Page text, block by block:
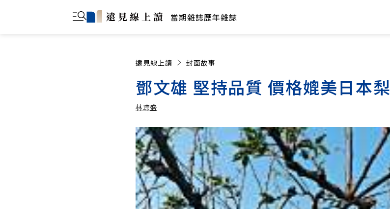
當期雜誌歷年雜誌
遠見線上讀 封面故事
鄧文雄 堅持品質 價格媲美日本梨
林琮盛
林琮盛 加入追蹤